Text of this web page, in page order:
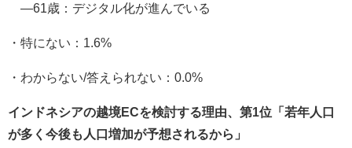
―61歳：デジタル化が進んでいる
・特にない：1.6%
・わからない/答えられない：0.0%
インドネシアの越境ECを検討する理由、第1位「若年人口
が多く今後も人口増加が予想されるから」